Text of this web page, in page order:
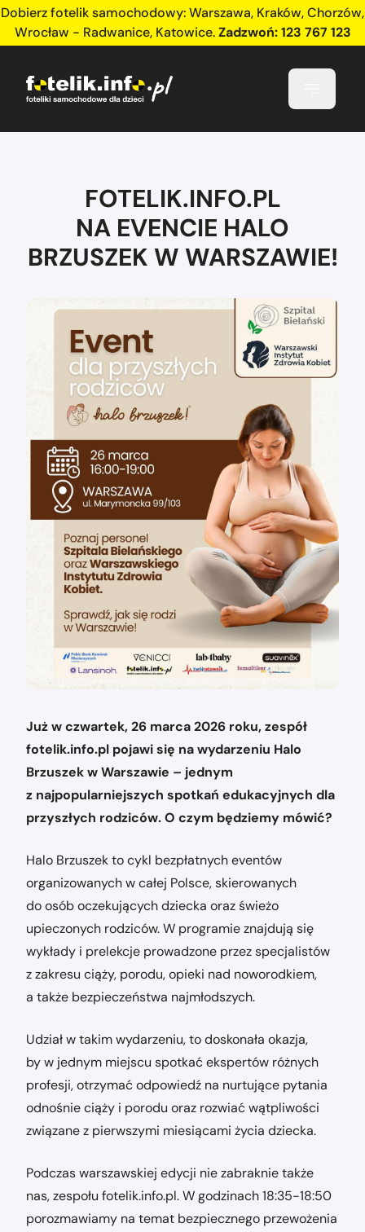
Dobierz fotelik samochodowy:Warszawa, Kraków,Chorzów,
Wrocław - Radwanice, Katowice.Zadzwoń:123 767 123
FOTELIK.INFO.PL
NA EVENCIE HALO
BRZUSZEK W WARSZAWIE!
Już w czwartek, 26 marca 2026 roku, zespół
fotelik.info.pl pojawi się na wydarzeniu Halo
Brzuszek w Warszawie – jednym
z najpopularniejszych spotkań edukacyjnych dla
przyszłych rodziców. O czym będziemy mówić?
Halo Brzuszek to cykl bezpłatnych eventów
organizowanych w całej Polsce, skierowanych
do osób oczekujących dziecka oraz świeżo
upieczonych rodziców. W programie znajdują się
wykłady i prelekcje prowadzone przez specjalistów
z zakresu ciąży, porodu, opieki nad noworodkiem,
a także bezpieczeństwa najmłodszych.
Udział w takim wydarzeniu, to doskonała okazja,
by w jednym miejscu spotkać ekspertów różnych
profesji, otrzymać odpowiedź na nurtujące pytania
odnośnie ciąży i porodu oraz rozwiać wątpliwości
związane z pierwszymi miesiącami życia dziecka.
Podczas warszawskiej edycji nie zabraknie także
nas, zespołu fotelik.info.pl. W godzinach 18:35-18:50
porozmawiamy na temat bezpiecznego przewożenia